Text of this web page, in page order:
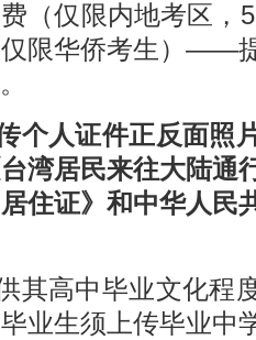
（仅限内地考区
限华侨考生）——
个人证件正反面照
台湾居民来往大陆通
住证》 和中华人民
其高中毕业文化程
业生须上传毕业中